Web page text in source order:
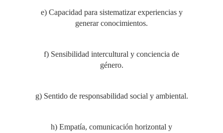
e) Capacidad para sistematizar experiencias y
generar conocimientos.
f) Sensibilidad intercultural y conciencia de
género.
g) Sentido de responsabilidad social y ambiental.
h) Empatía, comunicación horizontal y